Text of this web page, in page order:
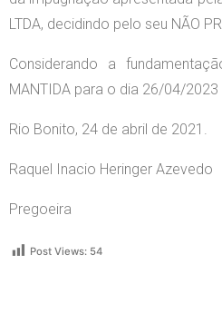
LTDA, decidindo pelo seu NÃO
Considerando a
MANTIDA para o dia 26/04/2023
Rio Bonito, 24 de abril de 2021.
Raquel Inacio Heringer Azevedo
Pregoeira
Post Views: 54